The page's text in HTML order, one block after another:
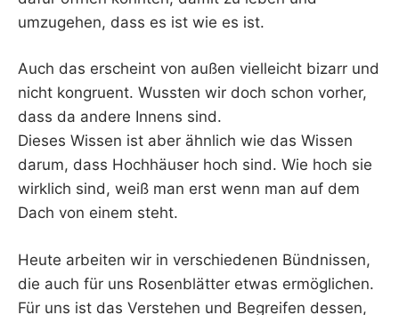
umzugehen, dass es ist wie es ist.
Auch das erscheint von außen vielleicht bizarr und
nicht kongruent. Wussten wir doch schon vorher,
dass da andere Innens sind.
Dieses Wissen ist aber ähnlich wie das Wissen
darum, dass Hochhäuser hoch sind. Wie hoch sie
wirklich sind, weiß man erst wenn man auf dem
Dach von einem steht.
Heute arbeiten wir in verschiedenen Bündnissen,
die auch für uns Rosenblätter etwas ermöglichen.
Für uns ist das Verstehen und Begreifen dessen,